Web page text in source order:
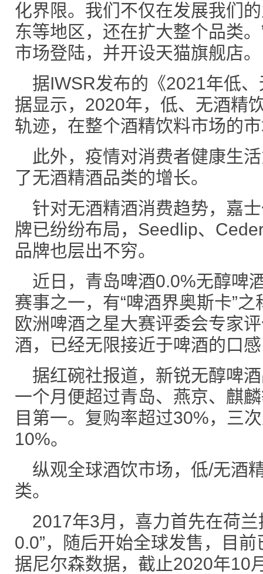
化界限。我们不仅在发展我们
东等地区，还在扩大整个品类
市场登陆，并开设天猫旗舰店。
据IWSR发布的《2021年低
据显示，2020年，低、无酒精
轨迹，在整个酒精饮料市场的
此外，疫情对消费者健康生
了无酒精酒品类的增长。
针对无酒精酒消费趋势，嘉
牌已纷纷布局，Seedlip、
品牌也层出不穷。
近日，青岛啤酒0.0%无醇啤
赛事之一，有“啤酒界奥斯卡”
欧洲啤酒之星大赛评委会专家
酒，已经无限接近于啤酒的口感
据红碗社报道，新锐无醇啤
一个月便超过青岛、燕京、麒
目第一。复购率超过30%，三
10%。
纵观全球酒饮市场，低/无酒
类。
2017年3月，喜力首先在荷
0.0”，随后开始全球发售，目
据尼尔森数据，截止2020年10